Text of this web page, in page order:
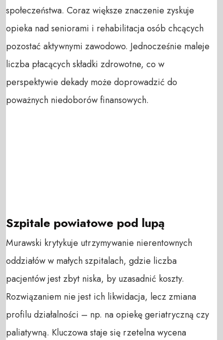
społeczeństwa. Coraz większe znaczenie zyskuje
opieka nad seniorami i rehabilitacja osób chcących
pozostać aktywnymi zawodowo. Jednocześnie maleje
liczba płacących składki zdrowotne, co w
perspektywie dekady może doprowadzić do
poważnych niedoborów finansowych.
Szpitale powiatowe pod lupą
Murawski krytykuje utrzymywanie nierentownych
oddziałów w małych szpitalach, gdzie liczba
pacjentów jest zbyt niska, by uzasadnić koszty.
Rozwiązaniem nie jest ich likwidacja, lecz zmiana
profilu działalności – np. na opiekę geriatryczną czy
paliatywną. Kluczowa staje się rzetelna wycena